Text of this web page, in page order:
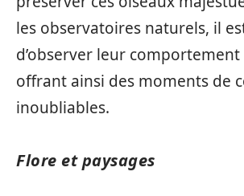
les observatoires naturels, il
d’observer leur
offrant ainsi des moments de
inoubliables.
Flore et paysages